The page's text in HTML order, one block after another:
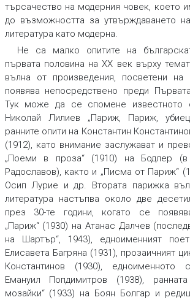
търсачество на модерния човек, което
до възможността за утвърждаването
литература като модерна.
Не са малко опитите на
първата половина на ХХ век върху
вълна от произведения, посветени на
появява непосредствено преди
Тук може да се спомене известното
Николай Лилиев „Париж, Париж,
ранните опити на Константин
(1912), като внимание заслужават и
„Поеми в проза“ (1910) на Бодлер
Радославов), както и „Писма от Париж“
Осип Лурие и др. Втората парижка
литература настъпва около две
през 30-те години, когато се
„Париж“ (1930) на Атанас Далчев
на Шартър“, 1943), едноименният
Елисавета Багряна (1931), прозаичният
Константинов (1930), едноименното
Емануил Попдимитров (1938),
мозайки“ (1933) на Боян Болгар и